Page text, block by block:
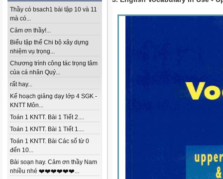
Thầy có bsach1 bài tập 10 và 11
mà có...
Cảm ơn thầy!...
Biểu tập thể Chi bộ xây dựng
nhiệm vụ trọng...
Chương trình công tác trọng tâm
của cá nhân Quý...
rất hay...
Kế hoạch giảng dạy lớp 4 SGK -
KNTT Môn...
Toán 1 KNTT. Bài 1 Tiết 2....
Toán 1 KNTT. Bài 1 Tiết 1....
Toán 1 KNTT. Bài Các số từ 0
đến 10...
Bài soạn hay. Cảm ơn thầy Nam
nhiều nhé ❤️❤️❤️❤️❤️❤️...